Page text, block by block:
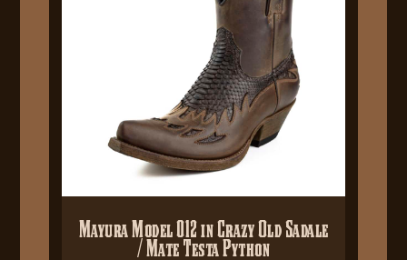
Mayura Model 012 in Crazy Old Sadale
/ Mate Testa Python